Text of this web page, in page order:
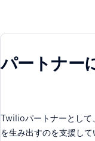
パートナー
Twilioパートナーとして
を生み出すのを支援し